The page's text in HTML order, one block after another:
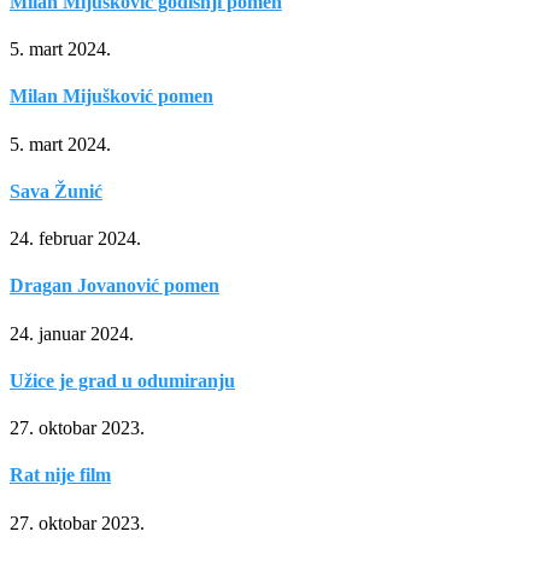
5. mart 2024.
Milan Mijušković pomen
5. mart 2024.
Sava Žunić
24. februar 2024.
Dragan Jovanović pomen
24. januar 2024.
Užice je grad u odumiranju
27. oktobar 2023.
Rat nije film
27. oktobar 2023.